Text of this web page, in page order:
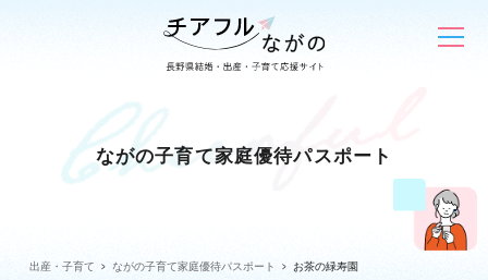
ながの子育て家庭優待パスポート
出産・子育て ながの子育て家庭優待パスポート お茶の緑寿園